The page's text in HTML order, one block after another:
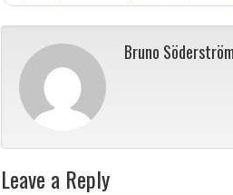
Bruno
Leave a Reply